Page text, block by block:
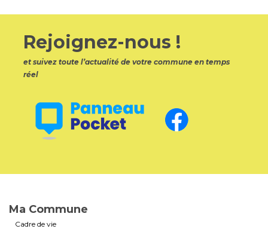
Rejoignez-nous !
et suivez toute l’actualité de votre commune en temps
réel
Ma Commune
Cadre de vie